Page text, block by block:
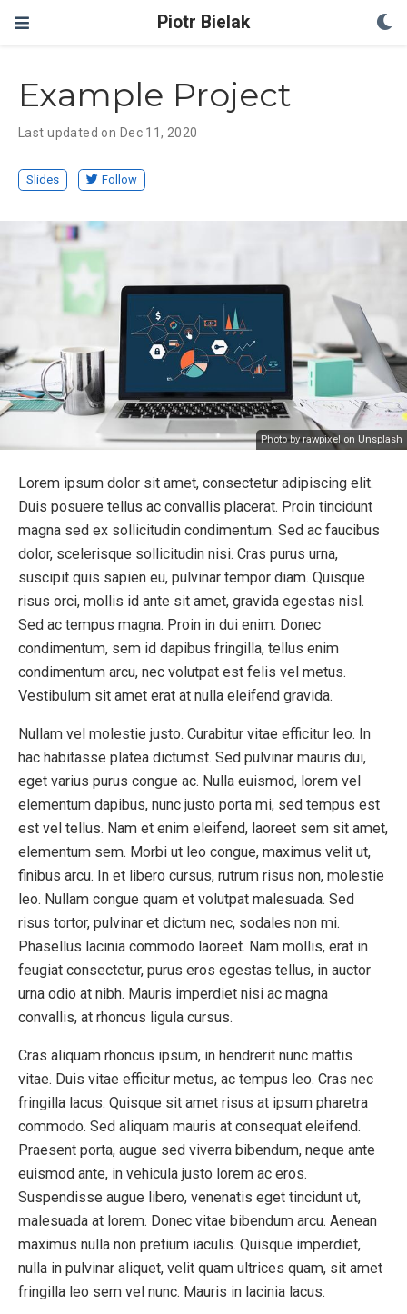
Piotr Bielak
Example Project
Last updated on Dec 11, 2020
Slides Follow
Photo by rawpixel on Unsplash
Lorem ipsum dolor sit amet, consectetur adipiscing elit.
Duis posuere tellus ac convallis placerat. Proin tincidunt
magna sed ex sollicitudin condimentum. Sed ac faucibus
dolor, scelerisque sollicitudin nisi. Cras purus urna,
suscipit quis sapien eu, pulvinar tempor diam. Quisque
risus orci, mollis id ante sit amet, gravida egestas nisl.
Sed ac tempus magna. Proin in dui enim. Donec
condimentum, sem id dapibus fringilla, tellus enim
condimentum arcu, nec volutpat est felis vel metus.
Vestibulum sit amet erat at nulla eleifend gravida.
Nullam vel molestie justo. Curabitur vitae efficitur leo. In
hac habitasse platea dictumst. Sed pulvinar mauris dui,
eget varius purus congue ac. Nulla euismod, lorem vel
elementum dapibus, nunc justo porta mi, sed tempus est
est vel tellus. Nam et enim eleifend, laoreet sem sit amet,
elementum sem. Morbi ut leo congue, maximus velit ut,
finibus arcu. In et libero cursus, rutrum risus non, molestie
leo. Nullam congue quam et volutpat malesuada. Sed
risus tortor, pulvinar et dictum nec, sodales non mi.
Phasellus lacinia commodo laoreet. Nam mollis, erat in
feugiat consectetur, purus eros egestas tellus, in auctor
urna odio at nibh. Mauris imperdiet nisi ac magna
convallis, at rhoncus ligula cursus.
Cras aliquam rhoncus ipsum, in hendrerit nunc mattis
vitae. Duis vitae efficitur metus, ac tempus leo. Cras nec
fringilla lacus. Quisque sit amet risus at ipsum pharetra
commodo. Sed aliquam mauris at consequat eleifend.
Praesent porta, augue sed viverra bibendum, neque ante
euismod ante, in vehicula justo lorem ac eros.
Suspendisse augue libero, venenatis eget tincidunt ut,
malesuada at lorem. Donec vitae bibendum arcu. Aenean
maximus nulla non pretium iaculis. Quisque imperdiet,
nulla in pulvinar aliquet, velit quam ultrices quam, sit amet
fringilla leo sem vel nunc. Mauris in lacinia lacus.